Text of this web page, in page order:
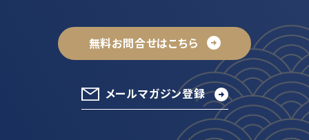
無料お問合せはこちら
メールマガジン登録